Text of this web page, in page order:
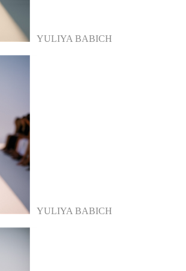
YULIYA BABICH
YULIYA BABICH